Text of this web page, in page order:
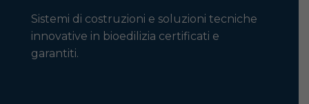
Sistemi di costruzioni e soluzioni tecniche
innovative in bioedilizia certificati e
garantiti.